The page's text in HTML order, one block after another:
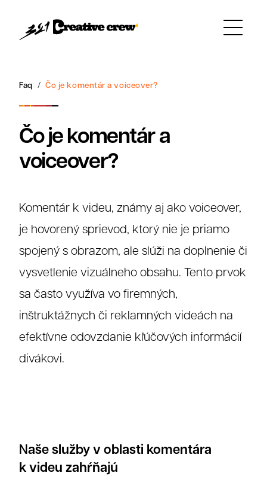
Faq Čo je komentár a voiceover?
Čo je komentár a
voiceover?
Komentár k videu, známy aj ako voiceover,
je hovorený sprievod, ktorý nie je priamo
spojený s obrazom, ale slúži na doplnenie či
vysvetlenie vizuálneho obsahu. Tento prvok
sa často využíva vo firemných,
inštruktážnych či reklamných videách na
efektívne odovzdanie kľúčových informácií
divákovi.
Naše služby v oblasti komentára
k videu zahŕňajú